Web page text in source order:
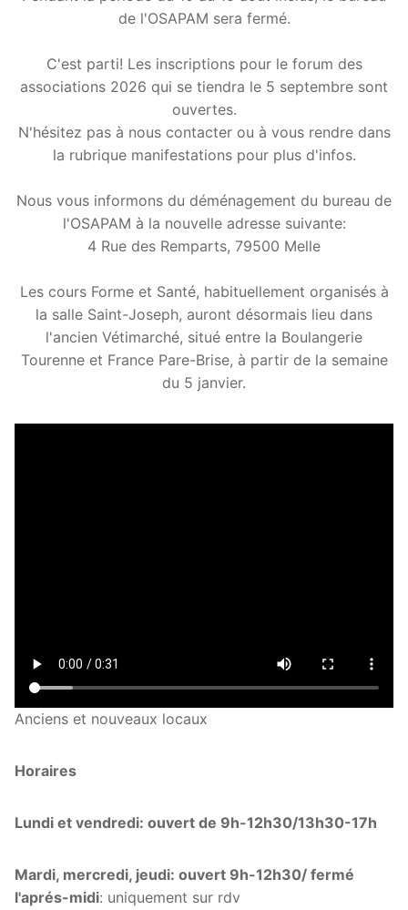
de l'OSAPAM sera fermé.
C'est parti! Les inscriptions pour le forum des
associations 2026 qui se tiendra le 5 septembre sont
ouvertes.
N'hésitez pas à nous contacter ou à vous rendre dans
la rubrique manifestations pour plus d'infos.
Nous vous informons du déménagement du bureau de
l'OSAPAM à la nouvelle adresse suivante:
4 Rue des Remparts, 79500 Melle
Les cours Forme et Santé, habituellement organisés à
la salle Saint-Joseph, auront désormais lieu dans
l'ancien Vétimarché, situé entre la Boulangerie
Tourenne et France Pare-Brise, à partir de la semaine
du 5 janvier.
Anciens et nouveaux locaux
Horaires
Lundi et vendredi: ouvert de 9h-12h30/13h30-17h
Mardi, mercredi, jeudi: ouvert 9h-12h30/ fermé
l'aprés-midi: uniquement sur rdv